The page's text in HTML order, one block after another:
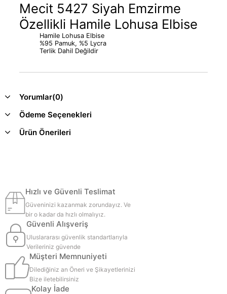
Mecit 5427 Siyah Emzirme
Özellikli Hamile Lohusa Elbise
Hamile Lohusa Elbise
%95 Pamuk, %5 Lycra
Terlik Dahil Değildir
Yorumlar(0)
Ödeme Seçenekleri
Ürün Önerileri
Hızlı ve Güvenli Teslimat
Güveninizi kazanmak zorundayız. Ve
bir o kadar da hızlı olmalıyız.
Güvenli Alışveriş
Uluslararası güvenlik standartlarıyla
Verileriniz güvende
Müşteri Memnuniyeti
Dilediğiniz an Öneri ve Şikayetlerinizi
Bize iletebilirsiniz
Kolay İade